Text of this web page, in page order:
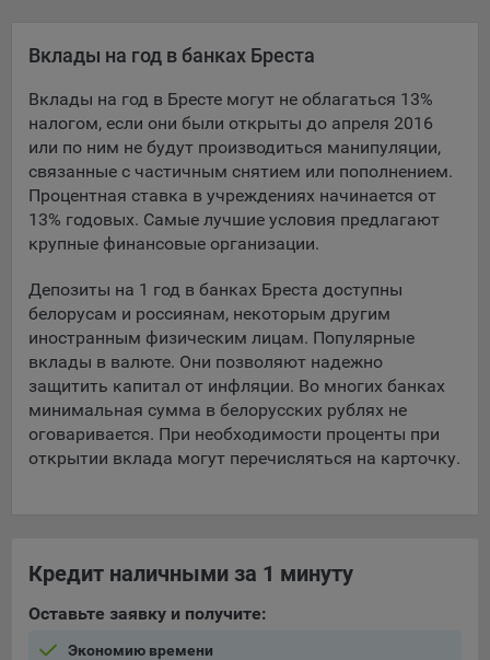
Europe AG, Werftestrasse 4, CH-6005 Luzern, Switzerland.
Google Ads - сервис показа контекстной рекламы,
предоставляемый компанией Google Ireland Ltd, Gordon
House Barrow Street Dublin 4, D04E5W5 Ireland.
Сохранить мои изменения
Сохранить по умолчанию
Вклады на год в банках Бреста
Вклады на год в Бресте могут не облагаться 13%
налогом, если они были открыты до апреля 2016
или по ним не будут производиться манипуляции,
связанные с частичным снятием или пополнением.
Процентная ставка в учреждениях начинается от
13% годовых. Самые лучшие условия предлагают
крупные финансовые организации.
Депозиты на 1 год в банках Бреста доступны
белорусам и россиянам, некоторым другим
иностранным физическим лицам. Популярные
вклады в валюте. Они позволяют надежно
защитить капитал от инфляции. Во многих банках
минимальная сумма в белорусских рублях не
оговаривается. При необходимости проценты при
открытии вклада могут перечисляться на карточку.
Кредит наличными за 1 минуту
Оставьте заявку и получите:
Экономию времени